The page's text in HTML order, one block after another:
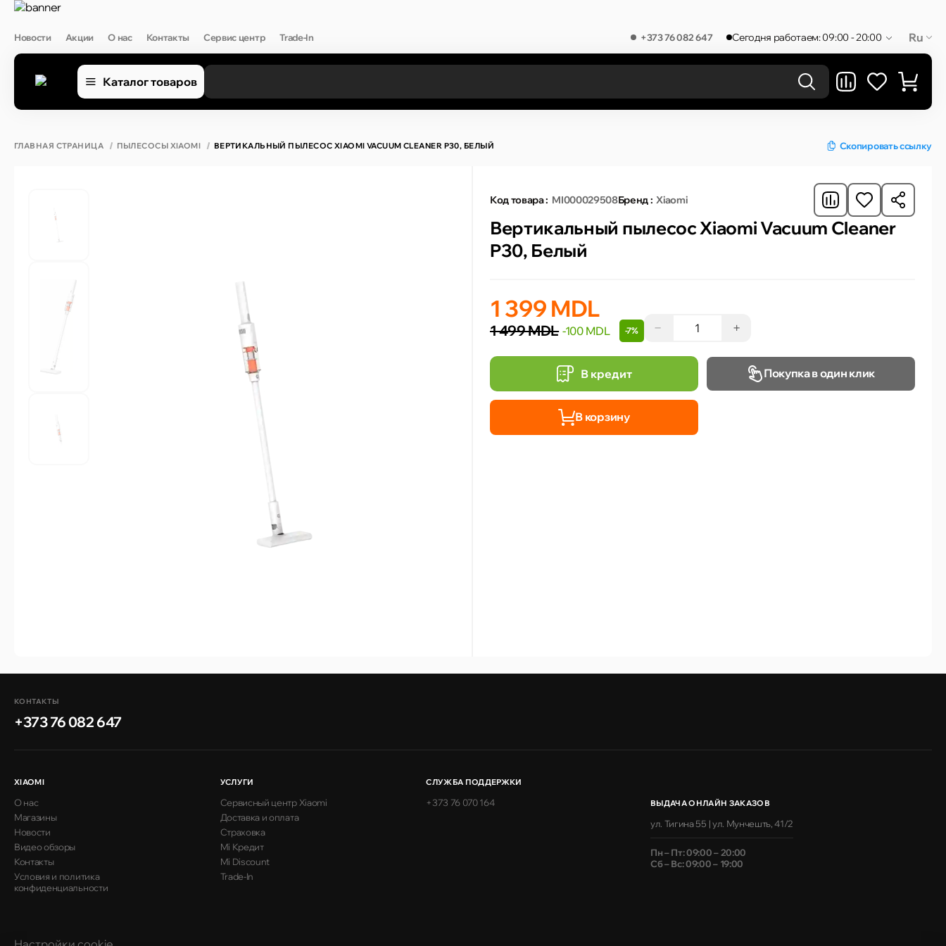
Новости Акции О нас Контакты Сервис центр Trade-In +373 76 082 647 Сегодня работаем: 09:00 - 20:00 Ru
Каталог товаров
ГЛАВНАЯ СТРАНИЦА ПЫЛЕСОСЫ XIAOMI ВЕРТИКАЛЬНЫЙ ПЫЛЕСОС XIAOMI VACUUM CLEANER P30, БЕЛЫЙ Скопировать ссылку
Код товара : MI000029508Бренд : Xiaomi
Вертикальный пылесос Xiaomi Vacuum Cleaner
P30, Белый
1 399 MDL
1 499 MDL -100 MDL -7% − +
В кредит Покупка в один клик
В корзину
КОНТАКТЫ
+373 76 082 647
XIAOMI
О нас
Магазины
Новости
Видео обзоры
Контакты
Условия и политика
конфиденциальности
УСЛУГИ
Сервисный центр Xiaomi
Доставка и оплата
Страховка
Mi Кредит
Mi Discount
Trade-In
СЛУЖБА ПОДДЕРЖКИ
+373 76 070 164 ВЫДАЧА ОНЛАЙН ЗАКАЗОВ
ул. Тигина 55 | ул. Мунчешть, 41/2
Пн – Пт: 09:00 – 20:00
Сб – Вс: 09:00 – 19:00